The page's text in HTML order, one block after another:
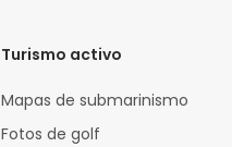
Turismo activo
Mapas de submarinismo
Fotos de golf